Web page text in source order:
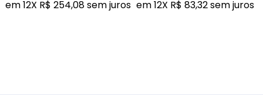
em12X R$ 254,08sem juros em12X R$ 83,32sem juros